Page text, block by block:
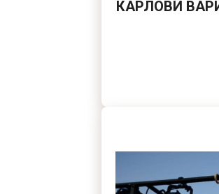
КАРЛОВИ